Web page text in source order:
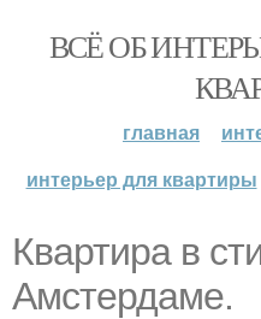
ВСЁ ОБ
главная
интерьер для квартиры
Квартира в
Амстердаме.